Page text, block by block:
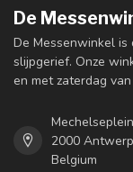
De
De Messenwinkel is
slijpgerief. Onze
en met zaterdag
2000
Belgium